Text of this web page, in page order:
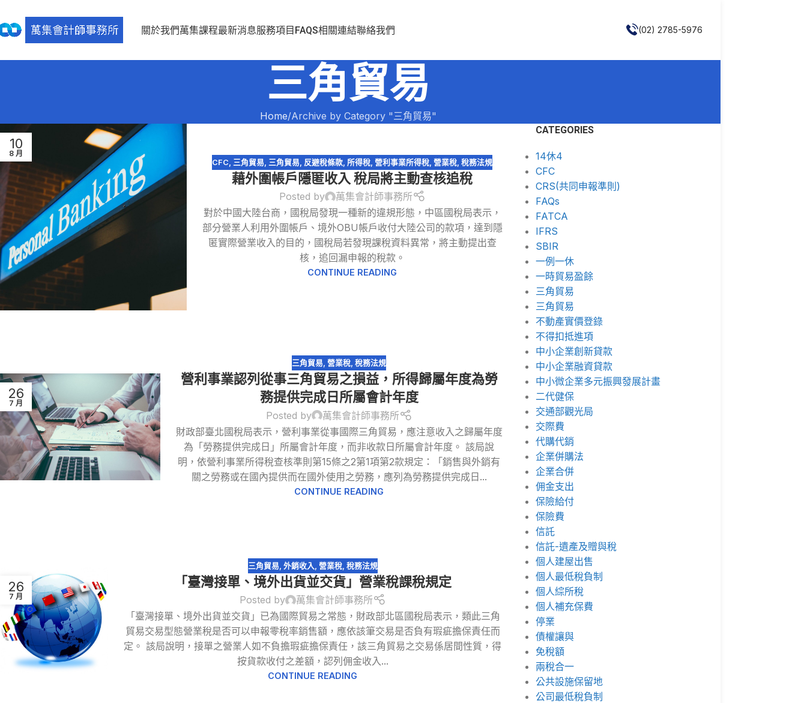
關於我們萬集課程最新消息服務項目 FAQS相關連結聯絡我們 (02) 2785-5976
三角貿易
Home Archive by Category "三角貿易"
10
8 月
CFC 三角貿易 三角貿易 反避稅條款 所得稅 ,營利事業所得稅 ,營業稅 ,稅務法規
藉外圍帳戶隱匿收入 稅局將主動查核追稅
Posted by
萬集會計師事務所
對於中國大陸台商，國稅局發現一種新的違規形態，中區國稅局表示，
部分營業人利用外圍帳戶、境外OBU帳戶收付大陸公司的款項，達到隱
匿實際營業收入的目的，國稅局若發現課稅資料異常，將主動提出查
核，追回漏申報的稅款。
CONTINUE READING
26
7 月
三角貿易 ,營業稅 ,稅務法規
營利事業認列從事三角貿易之損益，所得歸屬年度為勞
務提供完成日所屬會計年度
Posted by
萬集會計師事務所
財政部臺北國稅局表示，營利事業從事國際三角貿易，應注意收入之歸屬年度
為「勞務提供完成日」所屬會計年度，而非收款日所屬會計年度。 該局說
明，依營利事業所得稅查核準則第15條之2第1項第2款規定：「銷售與外銷有
關之勞務或在國內提供而在國外使用之勞務，應列為勞務提供完成日...
CONTINUE READING
26
7 月
三角貿易 外銷收入 營業稅, 稅務法規
「臺灣接單、境外出貨並交貨」營業稅課稅規定
Posted by
萬集會計師事務所
「臺灣接單、境外出貨並交貨」已為國際貿易之常態，財政部北區國稅局表示，類此三角
貿易交易型態營業稅是否可以申報零稅率銷售額，應依該筆交易是否負有瑕疵擔保責任而
定。 該局說明，接單之營業人如不負擔瑕疵擔保責任，該三角貿易之交易係居間性質，得
按貨款收付之差額，認列佣金收入...
CONTINUE READING
CATEGORIES
14休4
CFC
CRS(共同申報準則)
FAQs
FATCA
IFRS
SBIR
一例一休
一時貿易盈餘
三角貿易
三角貿易
不動產實價登錄
不得扣抵進項
中小企業創新貸款
中小企業融資貸款
中小微企業多元振興發展計畫
二代健保
交通部觀光局
交際費
代購代銷
企業併購法
企業合併
佣金支出
保險給付
保險費
信託
信託-遺產及贈與稅
個人建屋出售
個人最低稅負制
個人綜所稅
個人補充保費
停業
債權讓與
免稅額
兩稅合一
公共設施保留地
公司最低稅負制